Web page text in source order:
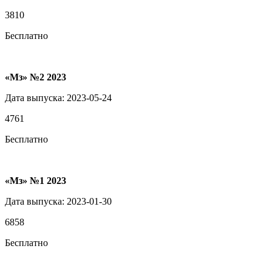
3810
Бесплатно
«Мз» №2 2023
Дата выпуска: 2023-05-24
4761
Бесплатно
«Мз» №1 2023
Дата выпуска: 2023-01-30
6858
Бесплатно